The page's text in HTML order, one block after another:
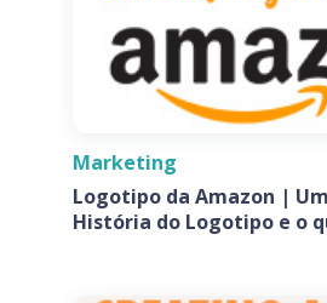
Marketing
Logotipo da Amazon |
História do Logotipo e o